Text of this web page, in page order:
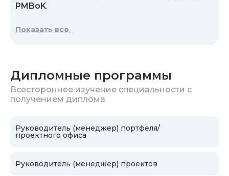
PMBoK.
программ и материалов, практик с глубокой
созданные для решения реальных бизнес-
задач: от проектных регламентов и
стандартов до практических пособий для
команды. На занятиях вы работаете с
методологии, настраиваете процессы и
решаете реальные проектные задачи. Даже
подходы и идеи для своей работы.
Показать все
Дипломные программы
Всестороннее изучение специальности с
получением диплома
Руководитель (менеджер) портфеля/
проектного офиса
Руководитель (менеджер) проектов